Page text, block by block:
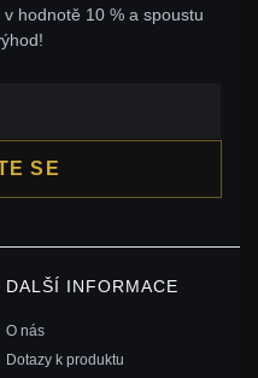
hodnotě 10 % a spoustu
SE
DALŠÍ INFORMACE
O nás
Dotazy k produktu